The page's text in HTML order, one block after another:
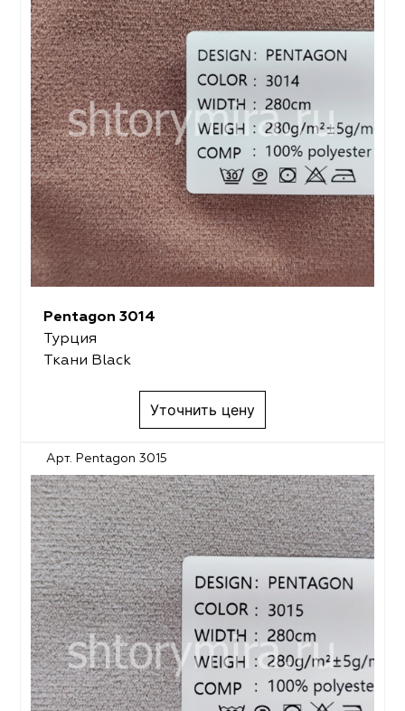
Pentagon 3014
Турция
Ткани Black
Уточнить цену
Арт. Pentagon 3015